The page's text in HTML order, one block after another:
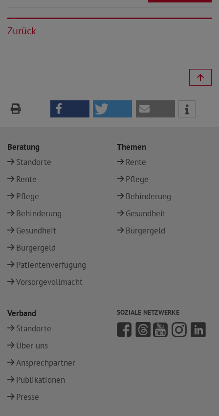
Zurück
Beratung
Standorte
Rente
Pflege
Behinderung
Gesundheit
Bürgergeld
Patientenverfügung
Vorsorgevollmacht
Themen
Rente
Pflege
Behinderung
Gesundheit
Bürgergeld
Verband
Standorte
Über uns
Ansprechpartner
Publikationen
Presse
SOZIALE NETZWERKE